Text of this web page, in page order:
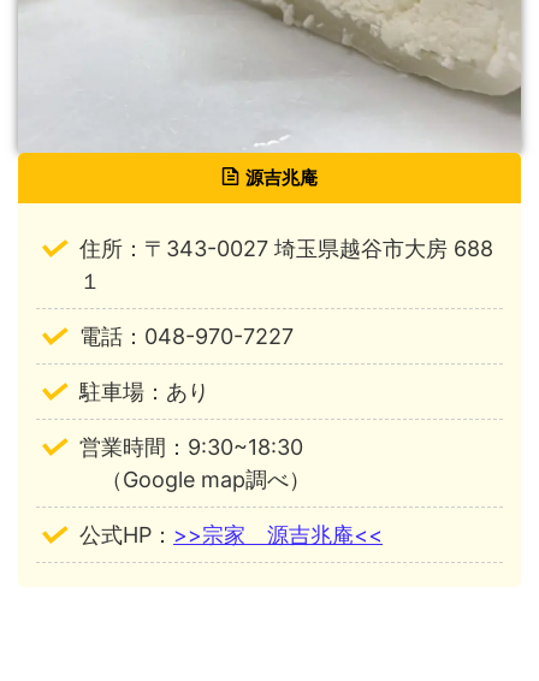
源吉兆庵
住所：〒343-0027 埼玉県越谷市大房 688
１
電話：048-970-7227
駐車場：あり
営業時間：9:30~18:30
（Google map調べ）
公式HP： >>宗家 源吉兆庵<<